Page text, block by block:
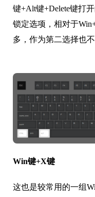
键+Alt键+Delete键打
锁定选项，相对于
多，作为第二选择也不
Win键+X键
这也是较常用的一组